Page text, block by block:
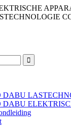
DABU
DABU